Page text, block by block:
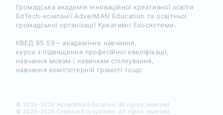
Громадська академія інноваційної креативної освіти
EdTech-компанії AdverMAN Education та освітньої
громадської організації Креативні Екосистеми.
КВЕД 85.59 – академічне навчання,
курси з підвищення професійної кваліфікації,
навчання мовам і навичкам спілкування,
навчання комп’ютерній грамоті тощо
© 2025-2026 AdverMAN Education. All rights reserved
© 2025-2026 Creative Ecosystems. All rights reserved